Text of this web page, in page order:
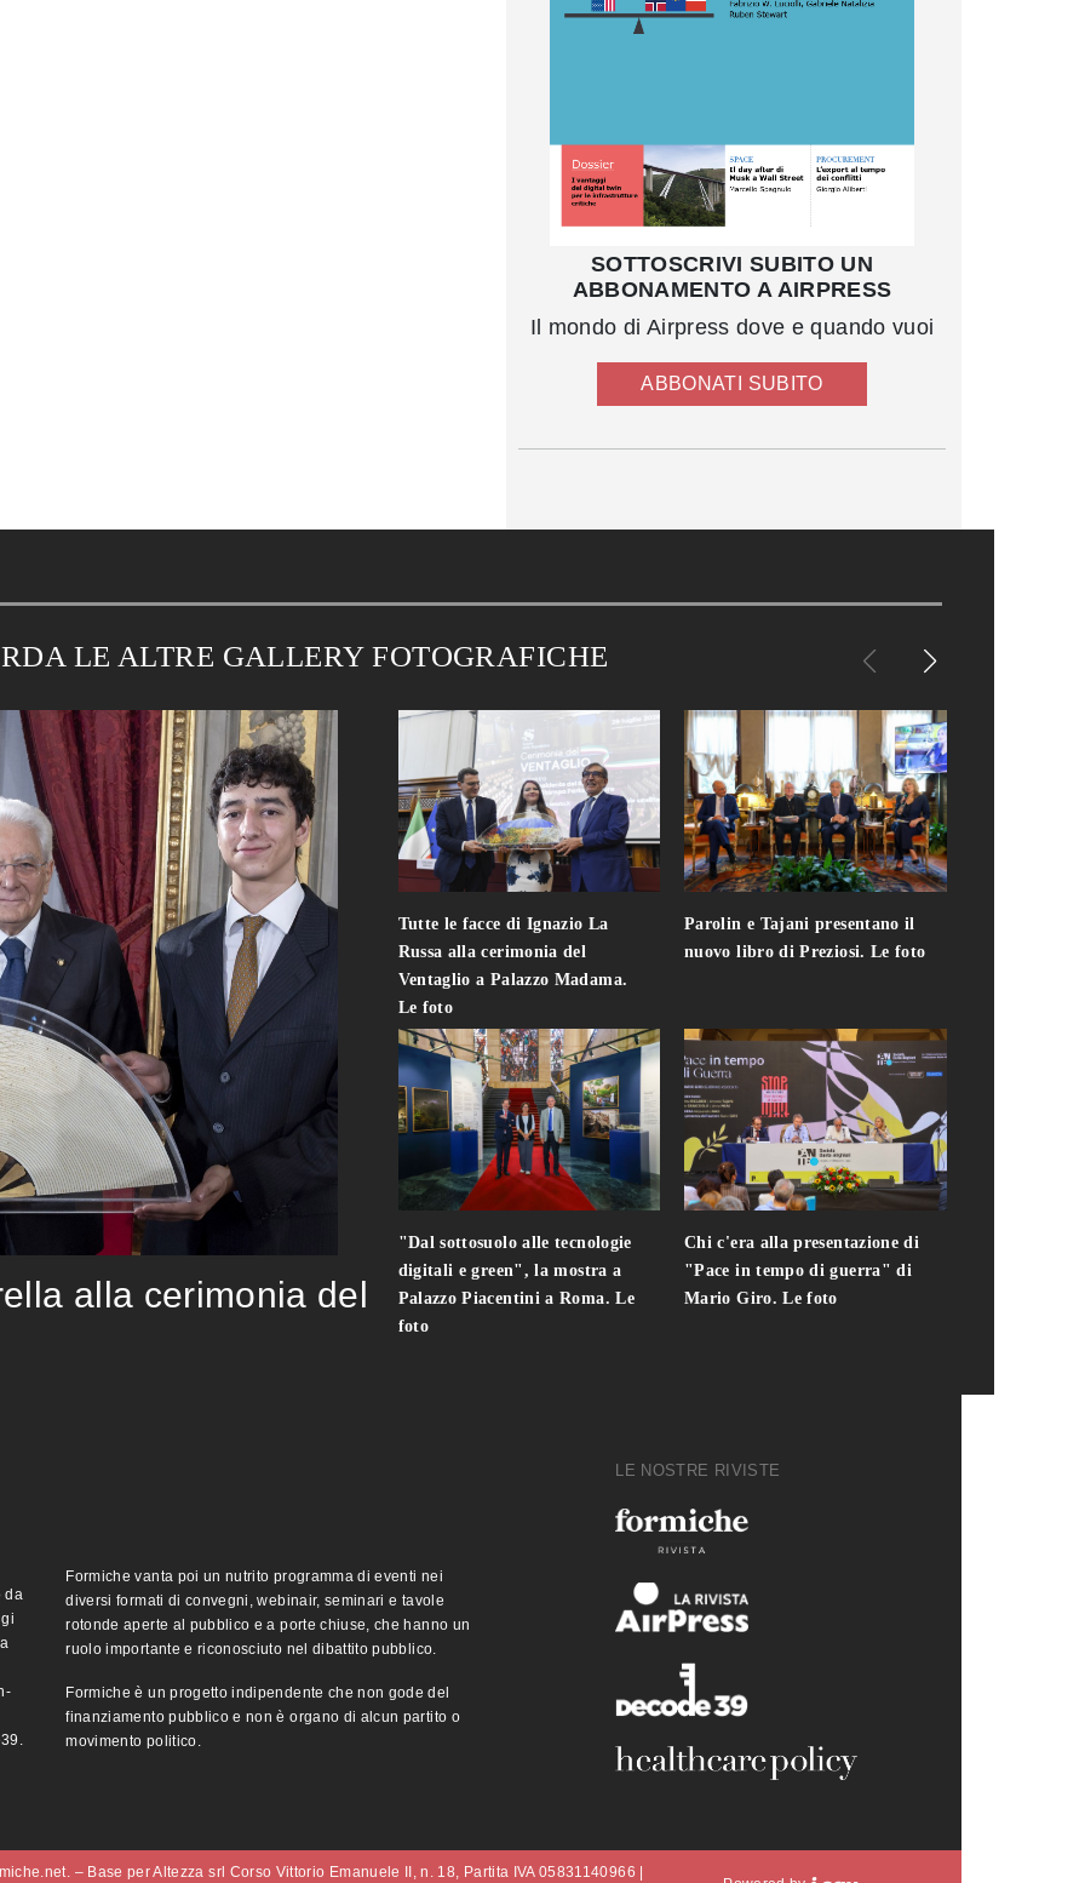
SOTTOSCRIVI SUBITO UN
ABBONAMENTO A AIRPRESS
Il mondo di Airpress dove e quando vuoi
ABBONATI SUBITO
LE ALTRE GALLERY FOTOGRAFICHE
alla cerimonia del
Tutte le facce di Ignazio La
Russa alla cerimonia del
Ventaglio a Palazzo Madama.
Le foto
"Dal sottosuolo alle tecnologie
digitali e green", la mostra a
Palazzo Piacentini a Roma. Le
foto
Parolin e Tajani presentano il
nuovo libro di Preziosi. Le foto
Chi c'era alla presentazione di
"Pace in tempo di guerra" di
Mario Giro. Le foto
da
Formiche vanta poi un nutrito programma di eventi nei
diversi formati di convegni, webinair, seminari e tavole
rotonde aperte al pubblico e a porte chiuse, che hanno un
ruolo importante e riconosciuto nel dibattito pubblico.
Formiche è un progetto indipendente che non gode del
finanziamento pubblico e non è organo di alcun partito o
movimento politico.
LE NOSTRE RIVISTE
– Base per Altezza srl Corso Vittorio Emanuele II, n. 18, Partita IVA 05831140966 |